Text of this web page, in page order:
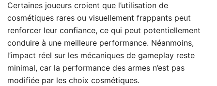
Certaines joueurs croient que l’utilisation de
cosmétiques rares ou visuellement frappants peut
renforcer leur confiance, ce qui peut potentiellement
conduire à une meilleure performance. Néanmoins,
l’impact réel sur les mécaniques de gameplay reste
minimal, car la performance des armes n’est pas
modifiée par les choix cosmétiques.